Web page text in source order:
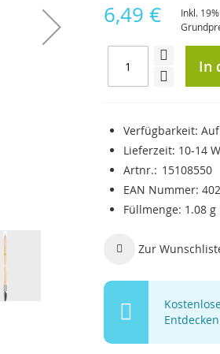
6,49 € Inkl.
In
Verfügbarkeit:
Lieferzeit: 10-14
Artnr.
15108550
EAN Nummer
Füllmenge 1.08 g
Zur